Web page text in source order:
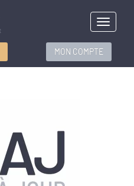
Menu
MON COMPTE